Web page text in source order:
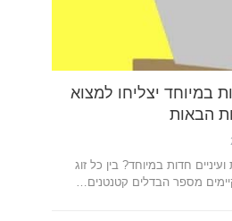
במיוחד יצליחו למצוא
הבאות
חדות במיוחד? בין כל זוג
מספר הבדלים קטנטנים…